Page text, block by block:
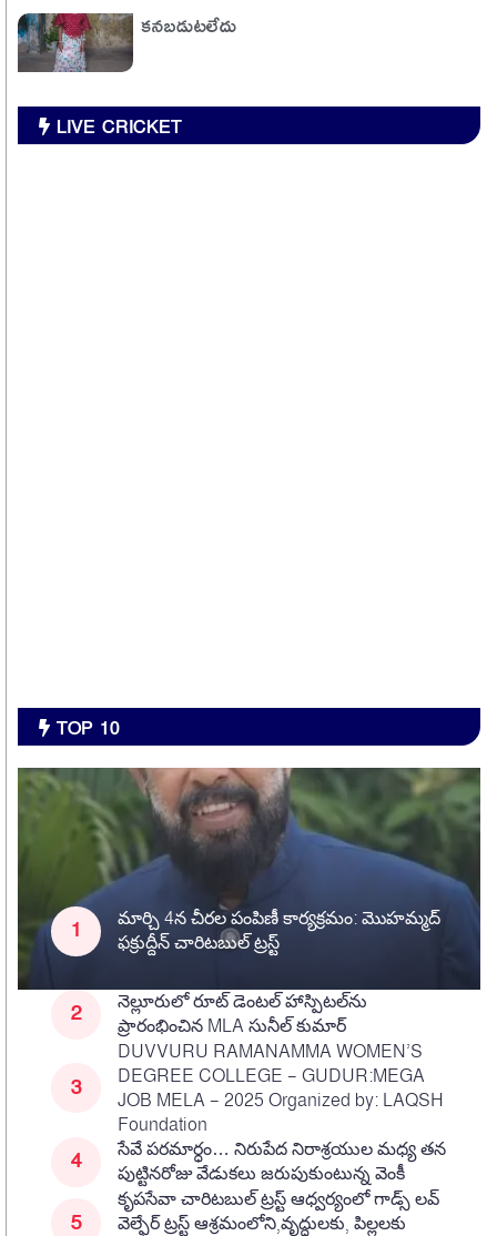
కనబడుటలేదు
LIVE CRICKET
TOP 10
మార్చి 4న చీరల పంపిణీ కార్యక్రమం: మొహమ్మద్
ఫక్రుద్దీన్ చారిటబుల్ ట్రస్ట్
నెల్లూరులో రూట్ డెంటల్ హాస్పిటల్‌ను
ప్రారంభించిన MLA సునీల్ కుమార్
DUVVURU RAMANAMMA WOMEN’S
DEGREE COLLEGE – GUDUR:MEGA
JOB MELA – 2025 Organized by: LAQSH
Foundation
సేవే పరమార్ధం… నిరుపేద నిరాశ్రయుల మధ్య తన
పుట్టినరోజు వేడుకలు జరుపుకుంటున్న వెంకీ
కృపసేవా చారిటబుల్ ట్రస్ట్ ఆధ్వర్యంలో గాడ్స్ లవ్
వెల్ఫేర్ ట్రస్ట్ ఆశ్రమంలోని,వృద్ధులకు, పిల్లలకు